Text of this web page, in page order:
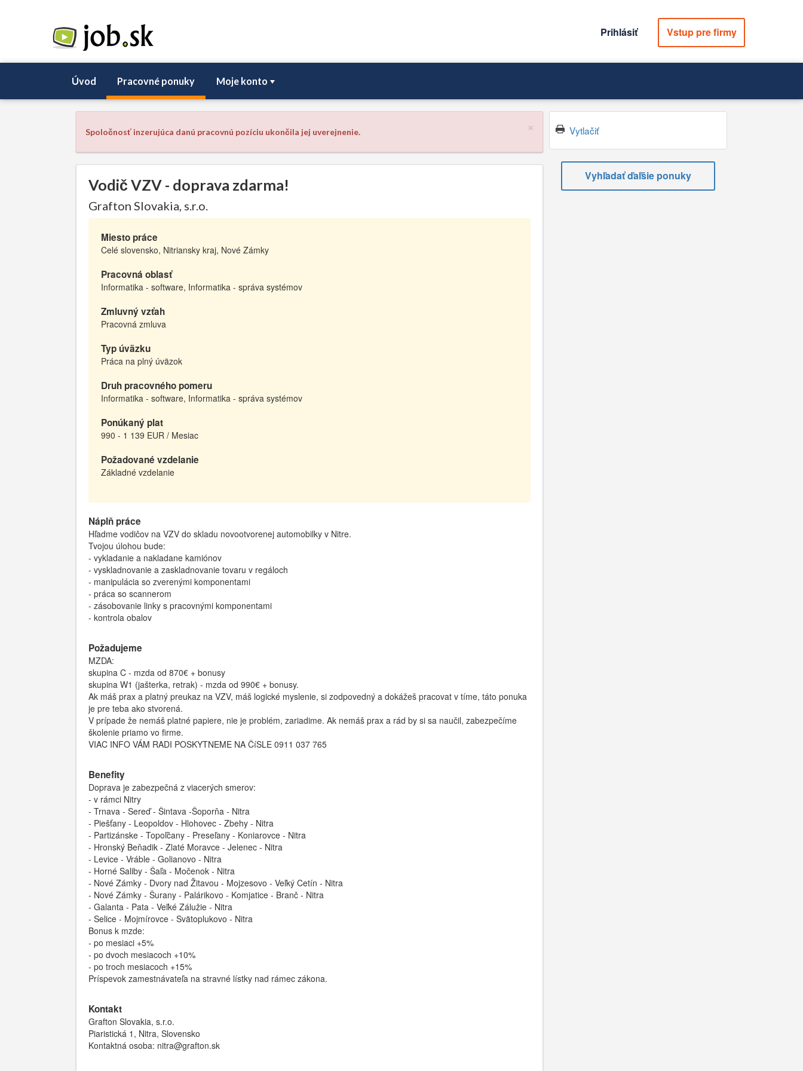
Prihlásiť Vstup pre firmy
Úvod Pracovné ponuky Moje konto
×
Spoločnosť inzerujúca danú pracovnú pozíciu ukončila jej uverejnenie.
Vodič VZV - doprava zdarma!
Grafton Slovakia, s.r.o.
Miesto práce
Celé slovensko, Nitriansky kraj, Nové Zámky
Pracovná oblasť
Informatika - software, Informatika - správa systémov
Zmluvný vzťah
Pracovná zmluva
Typ úväzku
Práca na plný úväzok
Druh pracovného pomeru
Informatika - software, Informatika - správa systémov
Ponúkaný plat
990 - 1 139 EUR / Mesiac
Požadované vzdelanie
Základné vzdelanie
Náplň práce
Hľadme vodičov na VZV do skladu novootvorenej automobilky v Nitre.
Tvojou úlohou bude:
- vykladanie a nakladane kamiónov
- vyskladnovanie a zaskladnovanie tovaru v regáloch
- manipulácia so zverenými komponentami
- práca so scannerom
- zásobovanie linky s pracovnými komponentami
- kontrola obalov
Požadujeme
MZDA:
skupina C - mzda od 870€ + bonusy
skupina W1 (jašterka, retrak) - mzda od 990€ + bonusy.
Ak máš prax a platný preukaz na VZV, máš logické myslenie, si zodpovedný a dokážeš pracovat v tíme, táto ponuka
je pre teba ako stvorená.
V prípade že nemáš platné papiere, nie je problém, zariadime. Ak nemáš prax a rád by si sa naučil, zabezpečíme
školenie priamo vo firme.
VIAC INFO VÁM RADI POSKYTNEME NA ČíSLE 0911 037 765
Benefity
Doprava je zabezpečná z viacerých smerov:
- v rámci Nitry
- Trnava - Sereď - Šintava -Šoporňa - Nitra
- Piešťany - Leopoldov - Hlohovec - Zbehy - Nitra
- Partizánske - Topoľčany - Preseľany - Koniarovce - Nitra
- Hronský Beňadik - Zlaté Moravce - Jelenec - Nitra
- Levice - Vráble - Golianovo - Nitra
- Horné Saliby - Šaľa - Močenok - Nitra
- Nové Zámky - Dvory nad Žitavou - Mojzesovo - Veľký Cetín - Nitra
- Nové Zámky - Šurany - Palárikovo - Komjatice - Branč - Nitra
- Galanta - Pata - Veľké Zálužie - Nitra
- Selice - Mojmírovce - Svätoplukovo - Nitra
Bonus k mzde:
- po mesiaci +5%
- po dvoch mesiacoch +10%
- po troch mesiacoch +15%
Príspevok zamestnávateľa na stravné lístky nad rámec zákona.
Kontakt
Grafton Slovakia, s.r.o.
Piaristická 1, Nitra, Slovensko
Kontaktná osoba: nitra@grafton.sk
Vytlačiť
Vyhľadať ďaľšie ponuky